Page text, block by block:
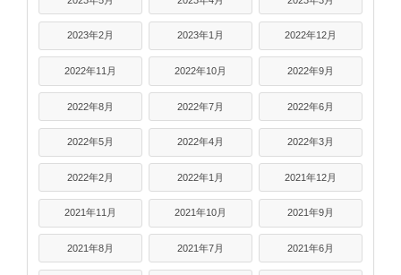
2023年2月 2023年1月 2022年12月
2022年11月 2022年10月 2022年9月
2022年8月 2022年7月 2022年6月
2022年5月 2022年4月 2022年3月
2022年2月 2022年1月 2021年12月
2021年11月 2021年10月 2021年9月
2021年8月 2021年7月 2021年6月